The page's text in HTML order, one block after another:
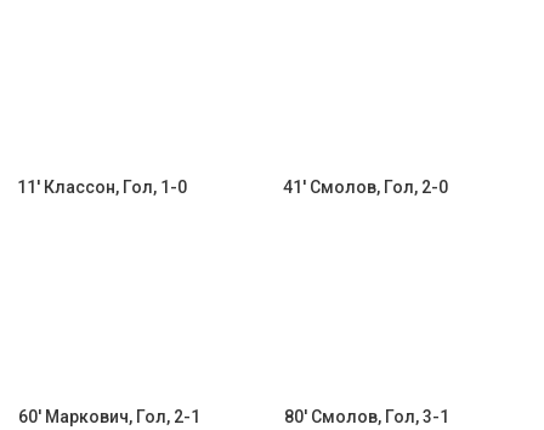
11' Классон, Гол, 1-0 41' Смолов, Гол, 2-0
60' Маркович, Гол, 2-1
80' Смолов, Гол, 3-1